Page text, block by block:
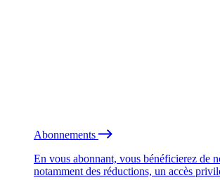
Abonnements
En vous abonnant, vous bénéficierez de
notamment des réductions, un accès